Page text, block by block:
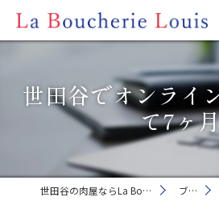
世田谷でオンライ
て7ヶ
世田谷の肉屋ならLa Boucherie Louis ブログ